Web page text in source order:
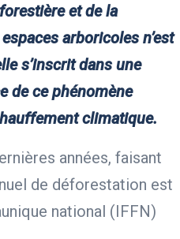
et de la
arboricoles n’est
s’inscrit dans une
de ce phénomène
climatique.
années, faisant
de déforestation est
national (IFFN)